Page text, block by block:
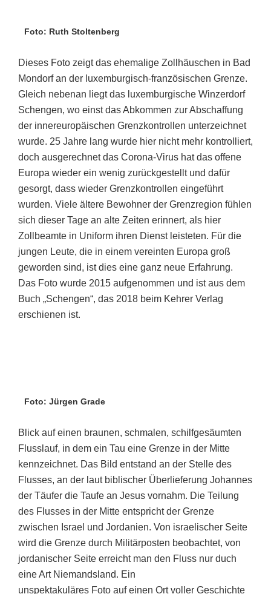
Foto: Ruth Stoltenberg
Dieses Foto zeigt das ehemalige Zollhäuschen in Bad
Mondorf an der luxemburgisch-französischen Grenze.
Gleich nebenan liegt das luxemburgische Winzerdorf
Schengen, wo einst das Abkommen zur Abschaffung
der innereuropäischen Grenzkontrollen unterzeichnet
wurde. 25 Jahre lang wurde hier nicht mehr kontrolliert,
doch ausgerechnet das Corona-Virus hat das offene
Europa wieder ein wenig zurückgestellt und dafür
gesorgt, dass wieder Grenzkontrollen eingeführt
wurden. Viele ältere Bewohner der Grenzregion fühlen
sich dieser Tage an alte Zeiten erinnert, als hier
Zollbeamte in Uniform ihren Dienst leisteten. Für die
jungen Leute, die in einem vereinten Europa groß
geworden sind, ist dies eine ganz neue Erfahrung.
Das Foto wurde 2015 aufgenommen und ist aus dem
Buch „Schengen“, das 2018 beim Kehrer Verlag
erschienen ist.
Foto: Jürgen Grade
Blick auf einen braunen, schmalen, schilfgesäumten
Flusslauf, in dem ein Tau eine Grenze in der Mitte
kennzeichnet. Das Bild entstand an der Stelle des
Flusses, an der laut biblischer Überlieferung Johannes
der Täufer die Taufe an Jesus vornahm. Die Teilung
des Flusses in der Mitte entspricht der Grenze
zwischen Israel und Jordanien. Von israelischer Seite
wird die Grenze durch Militärposten beobachtet, von
jordanischer Seite erreicht man den Fluss nur duch
eine Art Niemandsland. Ein
unspektakuläres Foto auf einen Ort voller Geschichte